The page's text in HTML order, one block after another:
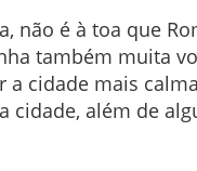
não é à toa que
também muita
cidade mais
além de